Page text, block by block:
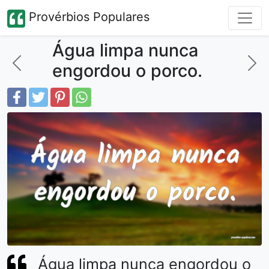
Provérbios Populares
Água limpa nunca
engordou o porco.
Água limpa nunca engordou o